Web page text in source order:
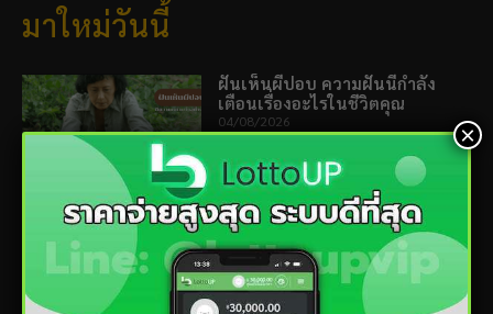
มาใหม่วันนี้
ฝันเห็นผีปอบ ความฝันนี้กำลัง
เตือนเรื่องอะไรในชีวิตคุณ
04/08/2026
ฝันเห็นจระเข้ ฝันร้ายจะกลายเป็น
ดีหรือไม่? พร้อมเลขเด็ด
29/07/2026
×